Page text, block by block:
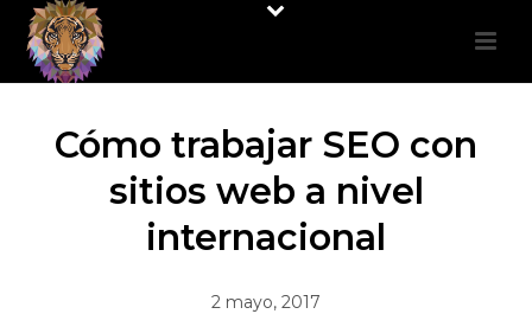
Cómo trabajar SEO con
sitios web a nivel
internacional
2 mayo, 2017